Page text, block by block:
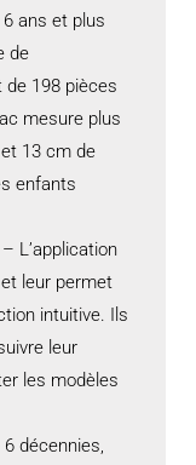
ans et plus
de
198 pièces
mesure plus
13 cm de
enfants
L’application
leur permet
intuitive. Ils
leur
les modèles
décennies,